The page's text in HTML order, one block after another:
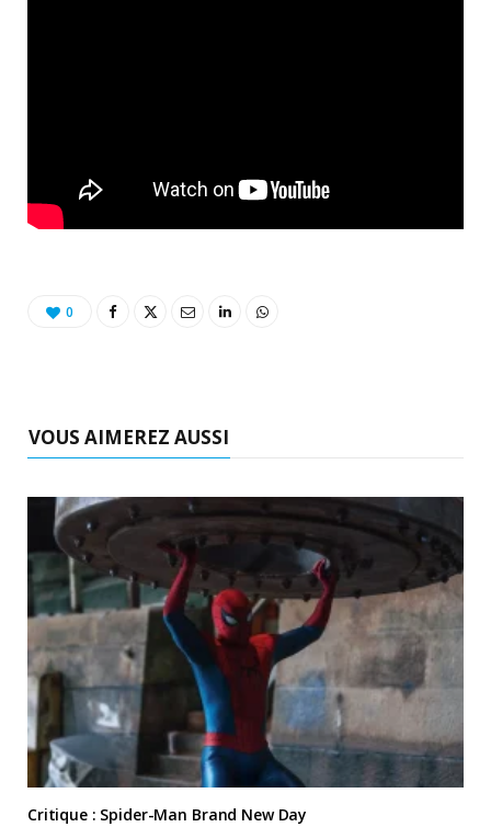
0
VOUS AIMEREZ AUSSI
Critique : Spider-Man Brand New Day